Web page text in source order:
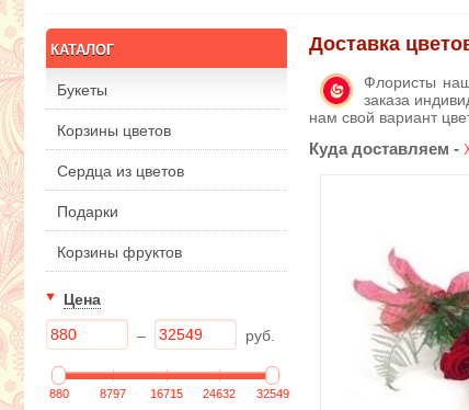
КАТАЛОГ
Букеты
Корзины цветов
Сердца из цветов
Подарки
Корзины фруктов
Цена
– руб.
880 8797 16715 24632 32549
Доставка
Флористы
заказа
нам свой вариант
Куда доставляем -